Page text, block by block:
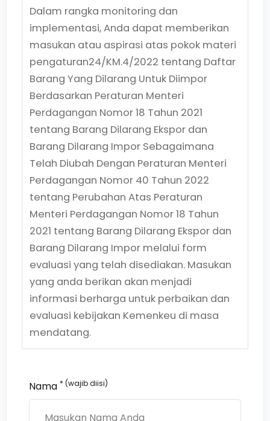
Dalam rangka monitoring dan
implementasi, Anda dapat memberikan
masukan atau aspirasi atas pokok materi
pengaturan24/KM.4/2022 tentang Daftar
Barang Yang Dilarang Untuk Diimpor
Berdasarkan Peraturan Menteri
Perdagangan Nomor 18 Tahun 2021
tentang Barang Dilarang Ekspor dan
Barang Dilarang Impor Sebagaimana
Telah Diubah Dengan Peraturan Menteri
Perdagangan Nomor 40 Tahun 2022
tentang Perubahan Atas Peraturan
Menteri Perdagangan Nomor 18 Tahun
2021 tentang Barang Dilarang Ekspor dan
Barang Dilarang Impor melalui form
evaluasi yang telah disediakan. Masukan
yang anda berikan akan menjadi
informasi berharga untuk perbaikan dan
evaluasi kebijakan Kemenkeu di masa
mendatang.
Nama * (wajib diisi)